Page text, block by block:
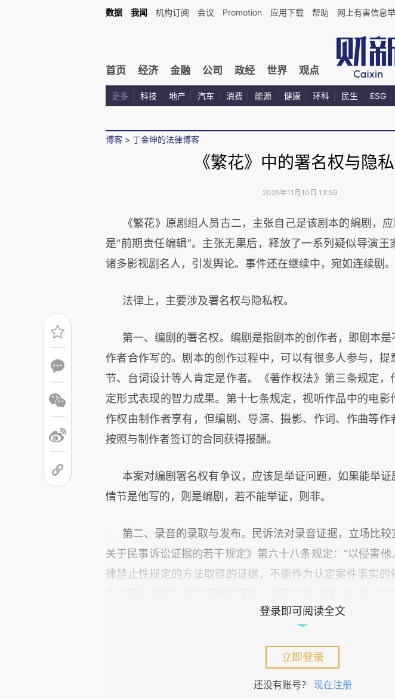
数据 我闻 机构订阅 会议 Promotion 应用下载 帮助 网上有害信息
首页 经济 金融 公司 政经 世界 观点
更多 科技 地产 汽车 消费 能源 健康 环科 民生 ESG
博客 > 丁金坤的法律博客
《繁花》中的署名权与隐
2025年11月10日 13:59
《繁花》原剧组人员古二，主张自己是该剧本的编剧，
是“前期责任编辑”。主张无果后，释放了一系列疑似导演王
诸多影视剧名人，引发舆论。事件还在继续中，宛如连续剧。
法律上，主要涉及署名权与隐私权。
第一、编剧的署名权。编剧是指剧本的创作者，即剧本
作者合作写的。剧本的创作过程中，可以有很多人参与，提
节、台词设计等人肯定是作者。《著作权法》第三条规定，
定形式表现的智力成果。第十七条规定，视听作品中的电影
作权由制作者享有，但编剧、导演、摄影、作词、作曲等作
按照与制作者签订的合同获得报酬。
本案对编剧署名权有争议，应该是举证问题，如果能举
情节是他写的，则是编剧，若不能举证，则非。
第二、录音的录取与发布。民诉法对录音证据，立场比
关于民事诉讼证据的若干规定》第六十八条规定：“以侵害
律禁止性规定的方法取得的证据，不能作为认定案件事实的
隐私等的录音，视为非法证据，不予采纳。
录音与发布是不同的。即使是合法的录音，譬如剧组开会
下来，作为回忆，但若录音中涉及他人隐私、名誉等内容的
布，妨害他人名誉的，须承担民事责任。我国台湾地区，还
登录即可阅读全文
立即登录
还没有账号？ 现在注册